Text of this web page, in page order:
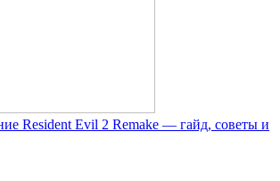
Resident Evil 2 Remake — гайд, советы и